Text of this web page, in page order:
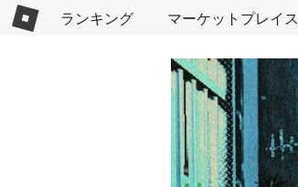
ランキング マーケットプレイス